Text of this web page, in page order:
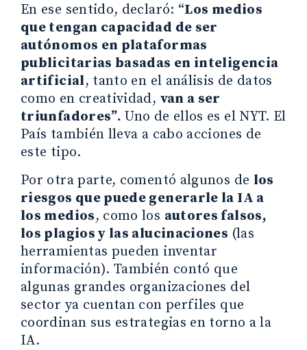
En ese sentido, declaró: “Los medios
que tengan capacidad de ser
autónomos en plataformas
publicitarias basadas en inteligencia
artificial, tanto en el análisis de datos
como en creatividad, van a ser
triunfadores”. Uno de ellos es el NYT. El
País también lleva a cabo acciones de
este tipo.
Por otra parte, comentó algunos de los
riesgos que puede generarle la IA a
los medios, como los autores falsos,
los plagios y las alucinaciones (las
herramientas pueden inventar
información). También contó que
algunas grandes organizaciones del
sector ya cuentan con perfiles que
coordinan sus estrategias en torno a la
IA.